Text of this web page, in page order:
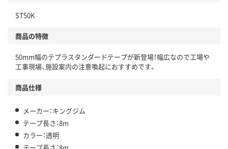
仕組
この商品の環境配慮ポイントです。下記商品詳細「
ST50K
商品の特徴
50mm幅のテプラスタンダードテープが新登場！幅広なので工場や
工事現場、施設案内の注意喚起におすすめです。
商品仕様
メーカー：キングジム
テープ長さ：8m
カラー：透明